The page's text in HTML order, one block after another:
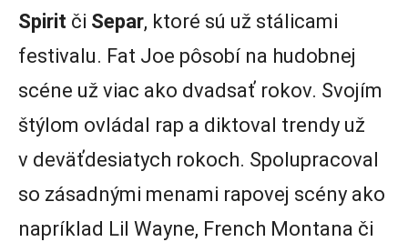
Spirit či Separ, ktoré sú už stálicami
festivalu. Fat Joe pôsobí na hudobnej
scéne už viac ako dvadsať rokov. Svojím
štýlom ovládal rap a diktoval trendy už
v deväťdesiatych rokoch. Spolupracoval
so zásadnými menami rapovej scény ako
napríklad Lil Wayne, French Montana či